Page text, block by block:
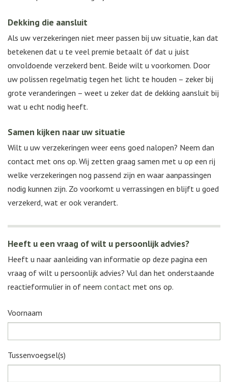
Dekking die aansluit
Als uw verzekeringen niet meer passen bij uw situatie, kan dat
betekenen dat u te veel premie betaalt óf dat u juist
onvoldoende verzekerd bent. Beide wilt u voorkomen. Door
uw polissen regelmatig tegen het licht te houden – zeker bij
grote veranderingen – weet u zeker dat de dekking aansluit bij
wat u echt nodig heeft.
Samen kijken naar uw situatie
Wilt u uw verzekeringen weer eens goed nalopen? Neem dan
contact met ons op. Wij zetten graag samen met u op een rij
welke verzekeringen nog passend zijn en waar aanpassingen
nodig kunnen zijn. Zo voorkomt u verrassingen en blijft u goed
verzekerd, wat er ook verandert.
Heeft u een vraag of wilt u persoonlijk advies?
Heeft u naar aanleiding van informatie op deze pagina een
vraag of wilt u persoonlijk advies? Vul dan het onderstaande
reactieformulier in of neem contact met ons op.
Voornaam
Tussenvoegsel(s)